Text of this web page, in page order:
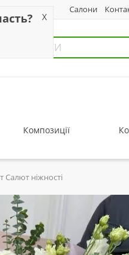
Салони
Композиції
Салют ніжності
X